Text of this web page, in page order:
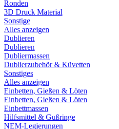
Ronden
3D Druck Material
Sonstige
Alles anzeigen
Dublieren
Dublieren
Dubliermassen
Dublierzubehör & Küvetten
Sonstiges
Alles anzeigen
Einbetten, Gießen & Löten
Einbetten, Gießen & Löten
Einbettmassen
Hilfsmittel & Gußringe
NEM-Legierungen